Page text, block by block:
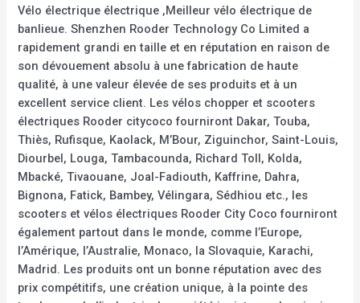
Vélo électrique électrique ,Meilleur vélo électrique de
banlieue. Shenzhen Rooder Technology Co Limited a
rapidement grandi en taille et en réputation en raison de
son dévouement absolu à une fabrication de haute
qualité, à une valeur élevée de ses produits et à un
excellent service client. Les vélos chopper et scooters
électriques Rooder citycoco fourniront Dakar, Touba,
Thiès, Rufisque, Kaolack, M’Bour, Ziguinchor, Saint-Louis,
Diourbel, Louga, Tambacounda, Richard Toll, Kolda,
Mbacké, Tivaouane, Joal-Fadiouth, Kaffrine, Dahra,
Bignona, Fatick, Bambey, Vélingara, Sédhiou etc., les
scooters et vélos électriques Rooder City Coco fourniront
également partout dans le monde, comme l’Europe,
l’Amérique, l’Australie, Monaco, la Slovaquie, Karachi,
Madrid. Les produits ont un bonne réputation avec des
prix compétitifs, une création unique, à la pointe des